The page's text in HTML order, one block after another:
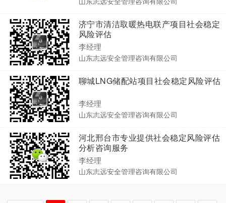
济宁市清洁取暖热电联产项目社会稳定
风险评估
李经理
山东志远安全管理咨询有限公司
聊城LNG储配站项目社会稳定风险评估
李经理
山东志远安全管理咨询有限公司
河北邢台市专业提供社会稳定风险评估
分析咨询服务
李经理
山东志远安全管理咨询有限公司